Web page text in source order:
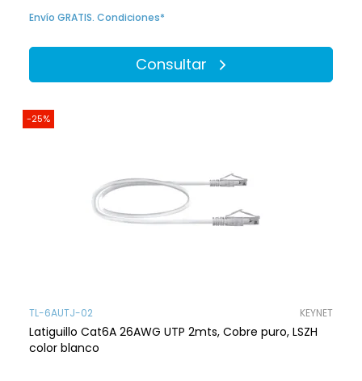
Envío GRATIS. Condiciones*
Consultar
-25%
TL-6AUTJ-02 KEYNET
Latiguillo Cat6A 26AWG UTP 2mts, Cobre puro, LSZH
color blanco